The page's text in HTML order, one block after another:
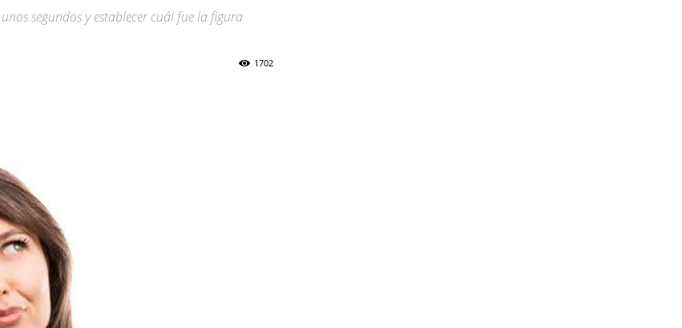
segundos y establecer cuál fue la figura
1702